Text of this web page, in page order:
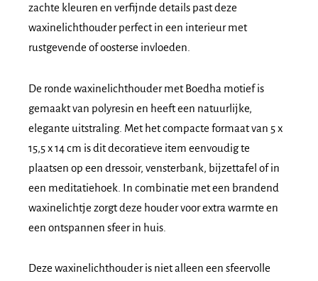
zachte kleuren en verfijnde details past deze
waxinelichthouder perfect in een interieur met
rustgevende of oosterse invloeden.
De ronde waxinelichthouder met Boedha motiefis
gemaakt van polyresin en heeft een natuurlijke,
elegante uitstraling. Met het compacte formaat van 5 x
15,5 x 14 cm is dit decoratieve item eenvoudig te
plaatsen op een dressoir, vensterbank, bijzettafel of in
een meditatiehoek. In combinatie met een brandend
waxinelichtje zorgt deze houder voor extra warmte en
een ontspannen sfeer in huis.
Deze waxinelichthouder is niet alleen een sfeervolle